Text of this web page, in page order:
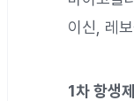
이신, 레
1차 항생